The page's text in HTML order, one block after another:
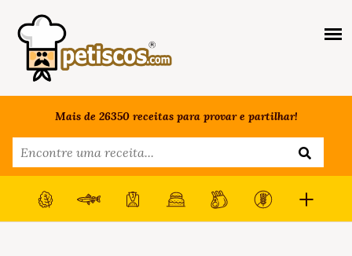
Mais de 26350 receitas para provar e partilhar!